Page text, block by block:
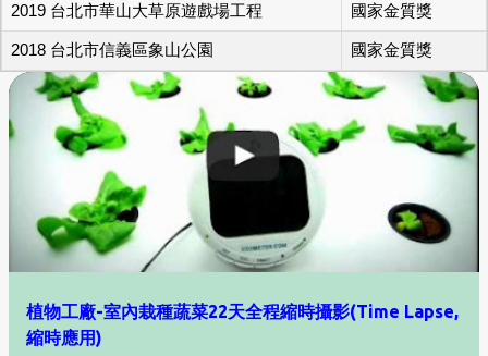
2019 台北市華山大草原遊戲場工程 國家金質獎
2018 台北市信義區象山公園 國家金質獎
植物工廠-室內栽種蔬菜22天全程縮時攝影(Time Lapse,
縮時應用)